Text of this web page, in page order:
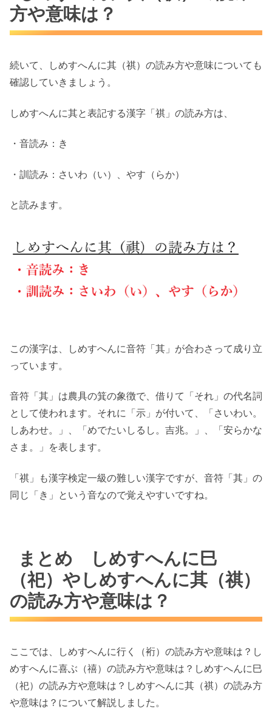
方や意味は？
続いて、しめすへんに其（祺）の読み方や意味についても
確認していきましょう。
しめすへんに其と表記する漢字「祺」の読み方は、
・音読み：き
・訓読み：さいわ（い）、やす（らか）
と読みます。
この漢字は、しめすへんに音符「其」が合わさって成り立
っています。
音符「其」は農具の箕の象徴で、借りて「それ」の代名詞
として使われます。それに「示」が付いて、「さいわい。
しあわせ。」、「めでたいしるし。吉兆。」、「安らかな
さま。」を表します。
「祺」も漢字検定一級の難しい漢字ですが、音符「其」の
同じ「き」という音なので覚えやすいですね。
まとめ しめすへんに巳
（祀）やしめすへんに其（祺）
の読み方や意味は？
ここでは、しめすへんに行く（裄）の読み方や意味は？し
めすへんに喜ぶ（禧）の読み方や意味は？しめすへんに巳
（祀）の読み方や意味は？しめすへんに其（祺）の読み方
や意味は？について解説しました。